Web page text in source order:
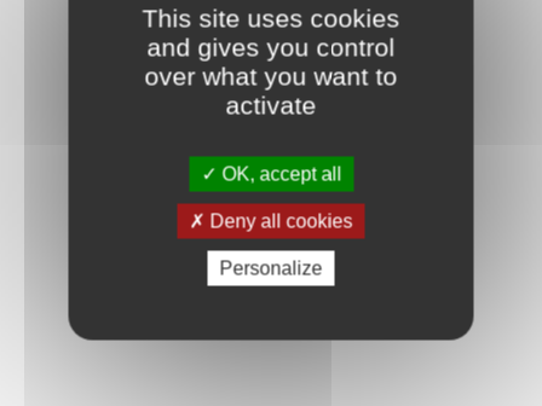
This site uses cookies
and gives you control
over what you want to
activate
OK, accept all
Deny all cookies
Personalize